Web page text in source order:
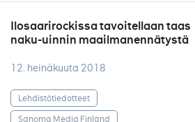
Ilosaarirockissa tavoitellaan taas
naku-uinnin maailmanennätystä
12. heinäkuuta 2018
Lehdistötiedotteet
Sanoma Media Finland